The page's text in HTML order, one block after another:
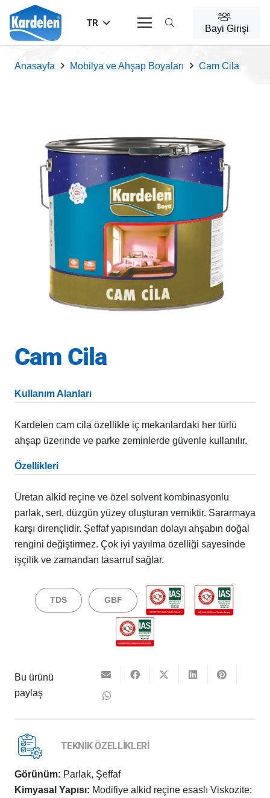
TR
Bayi Girişi
Anasayfa Mobilya ve Ahşap Boyaları Cam Cila
Cam Cila
Kullanım Alanları
Kardelen cam cila özellikle iç mekanlardaki her türlü
ahşap üzerinde ve parke zeminlerde güvenle kullanılır.
Özellikleri
Üretan alkid reçine ve özel solvent kombinasyonlu
parlak, sert, düzgün yüzey oluşturan verniktir. Sararmaya
karşı dirençlidir. Şeffaf yapısından dolayı ahşabın doğal
rengini değiştirmez. Çok iyi yayılma özelliği sayesinde
işçilik ve zamandan tasarruf sağlar.
TDS GBF
Bu ürünü
paylaş
TEKNİK ÖZELLİKLERİ
Görünüm: Parlak, Şeffaf
Kimyasal Yapısı: Modifiye alkid reçine esaslı Viskozite: